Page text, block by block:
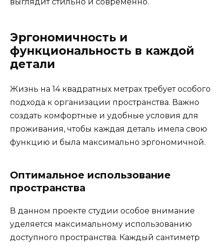
Эргономичность и
функциональность в каждой
детали
Жизнь на 14 квадратных метрах требует особого
подхода к организации пространства. Важно
создать комфортные и удобные условия для
проживания, чтобы каждая деталь имела свою
функцию и была максимально эргономичной.
Оптимальное использование
пространства
В данном проекте студии особое внимание
уделяется максимальному использованию
доступного пространства. Каждый сантиметр